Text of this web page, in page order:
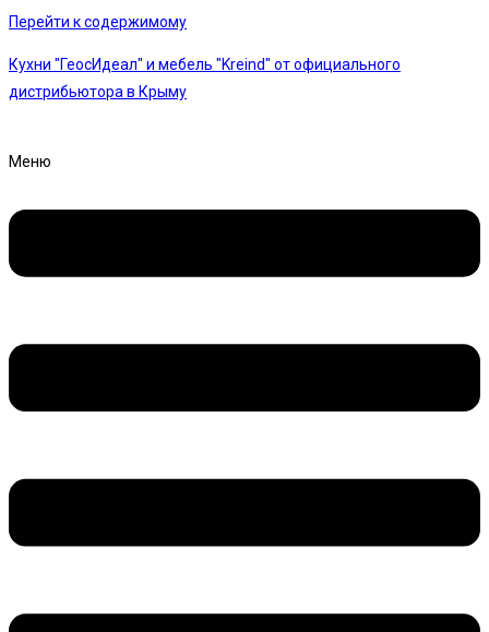
Перейти к содержимому
Кухни "ГеосИдеал" и мебель "Kreind" от официального
дистрибьютора в Крыму
Меню